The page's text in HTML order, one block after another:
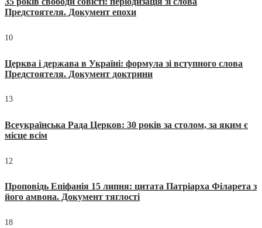
Предстоятеля. Документ епохи
10
Церква і держава в Україні: формула зі вступного слова
Предстоятеля. Документ доктрини
13
Всеукраїнська Рада Церков: 30 років за столом, за яким є
місце всім
12
Проповідь Епіфанія 15 липня: цитата Патріарха Філарета з
його амвона. Документ тяглості
18